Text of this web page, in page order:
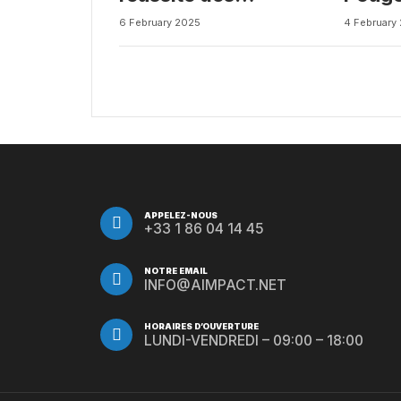
médicaments ? Une
étude intéressante
6 February 2025 4 February
APPELEZ-NOUS
+33 1 86 04 14 45
NOTRE EMAIL
INFO@AIMPACT.NET
HORAIRES D’OUVERTURE
LUNDI-VENDREDI – 09:00 – 18:00